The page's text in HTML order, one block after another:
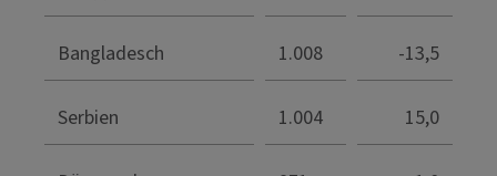
Bangladesch 1.008 -13,5
Serbien 1.004 15,0